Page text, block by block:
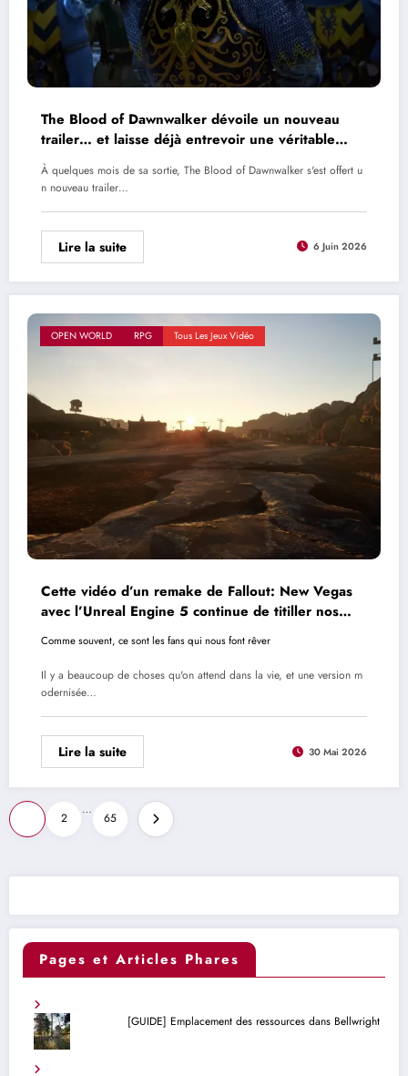
The Blood of Dawnwalker dévoile un nouveau
trailer… et laisse déjà entrevoir une véritable
saga
À quelques mois de sa sortie, The Blood of Dawnwalker s'est offert u
n nouveau trailer…
Lire la suite 6 Juin 2026
OPEN WORLD RPG Tous Les Jeux Vidéo
Cette vidéo d’un remake de Fallout: New Vegas
avec l’Unreal Engine 5 continue de titiller nos
Comme souvent, ce sont les fans qui nous font rêver
Il y a beaucoup de choses qu'on attend dans la vie, et une version m
odernisée…
Lire la suite 30 Mai 2026
Pagination
des
publications
2
…
65
Pages et Articles Phares
[GUIDE] Emplacement des ressources dans Bellwright